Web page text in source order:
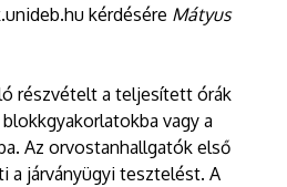
kérdésére Mátyus
részvételt a teljesített órák
vagy a
Az orvostanhallgatók első
a járványügyi tesztelést. A